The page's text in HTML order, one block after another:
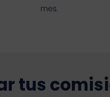
mes.
tus